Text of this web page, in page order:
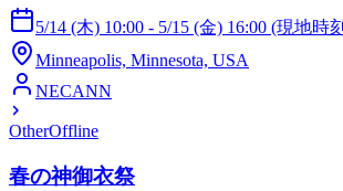
5/14 (木) 10:00 - 5/15 (金) 16:00 (現地時
Minneapolis, Minnesota, USA
NECANN
OtherOffline
春の神御衣祭